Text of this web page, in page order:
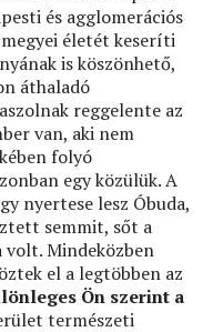
és agglomerációs
életét keseríti
is köszönhető,
áthaladó
reggelente az
van, aki nem
folyó
egy közülük. A
nyertese lesz Óbuda,
semmit, sőt a
volt. Mindeközben
el a legtöbben az
Ön szerint a
természeti